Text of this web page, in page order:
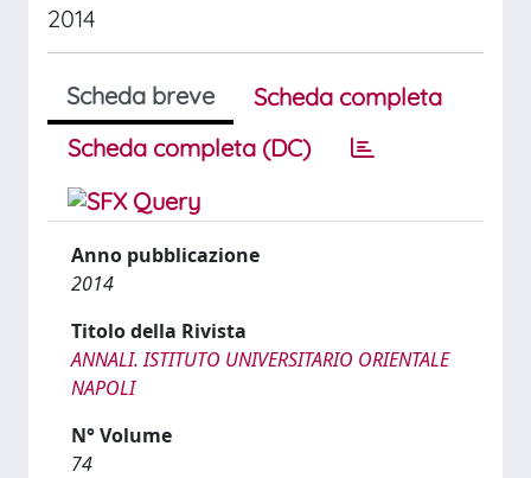
2014
Scheda breve
Scheda completa
Scheda completa (DC)
Anno pubblicazione
2014
Titolo della Rivista
ANNALI. ISTITUTO UNIVERSITARIO ORIENTALE
NAPOLI
N° Volume
74